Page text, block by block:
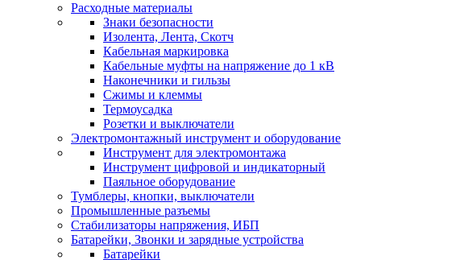
Расходные материалы
Знаки безопасности
Изолента, Лента, Скотч
Кабельная маркировка
Кабельные муфты на напряжение до 1 кВ
Наконечники и гильзы
Сжимы и клеммы
Термоусадка
Розетки и выключатели
Электромонтажный инструмент и оборудование
Инструмент для электромонтажа
Инструмент цифровой и индикаторный
Паяльное оборудование
Тумблеры, кнопки, выключатели
Промышленные разъемы
Стабилизаторы напряжения, ИБП
Батарейки, Звонки и зарядные устройства
Батарейки